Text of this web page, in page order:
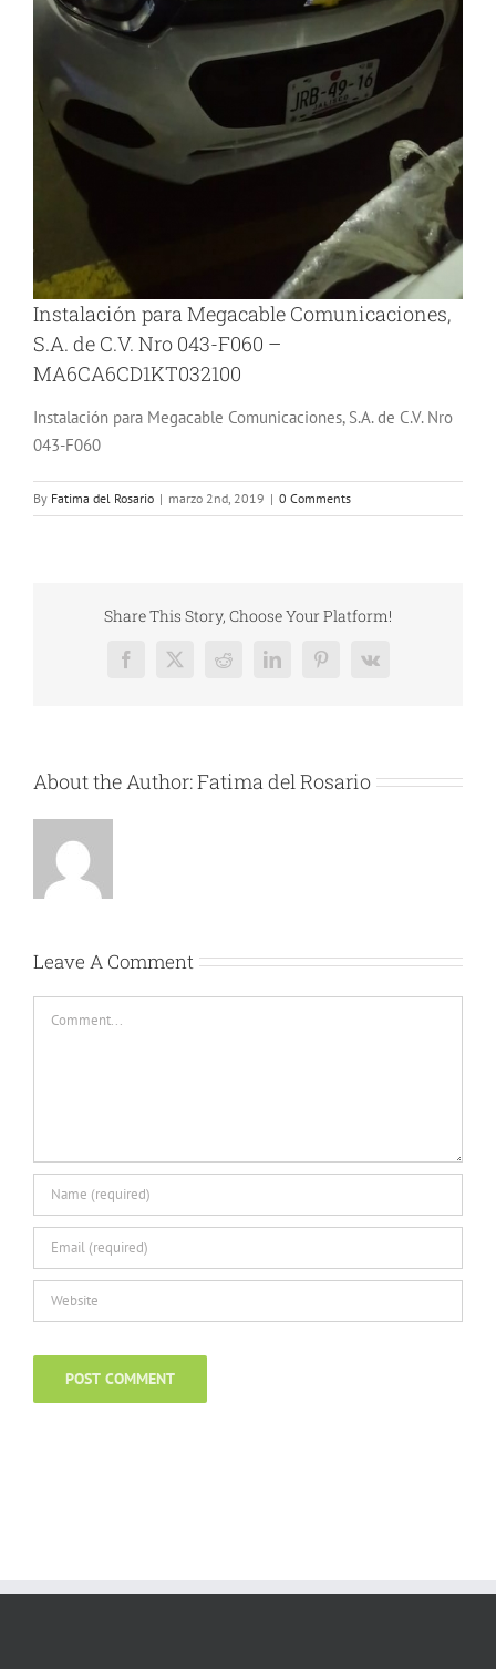
Instalación para Megacable Comunicaciones,
S.A. de C.V. Nro 043-F060 –
MA6CA6CD1KT032100
Instalación para Megacable Comunicaciones, S.A. de C.V. Nro
043-F060
By Fatima del Rosario | marzo 2nd, 2019 | 0 Comments
Share This Story, Choose Your Platform!
Facebook
X RedditLinkedInPinterest
Vk
About the Author:Fatima del Rosario
Leave A Comment